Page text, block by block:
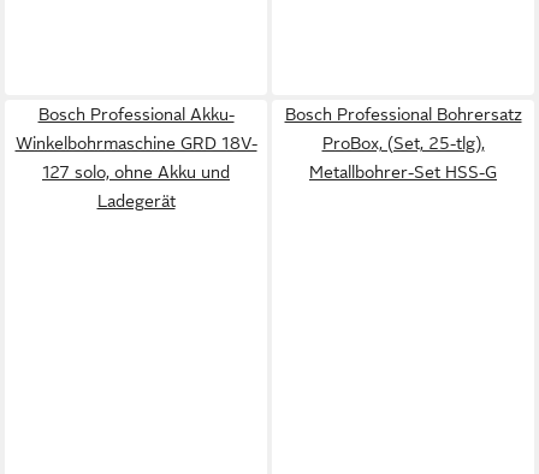
Bosch Professional Akku-
Winkelbohrmaschine GRD 18V-
127 solo, ohne Akku und
Ladegerät
Bosch Professional Bohrersatz
ProBox, (Set, 25-tlg),
Metallbohrer-Set HSS-G